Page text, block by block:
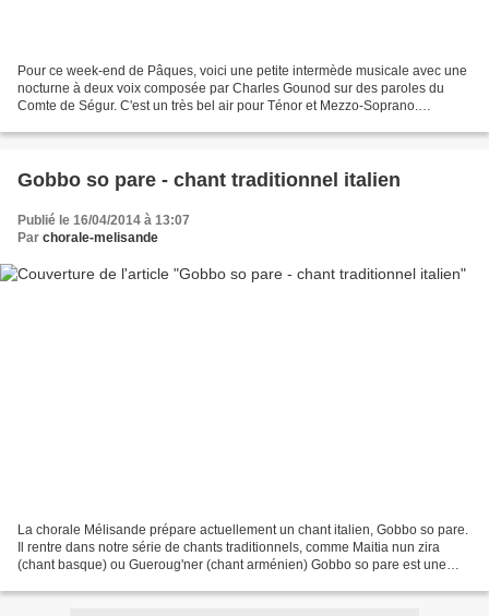
Pour ce week-end de Pâques, voici une petite intermède musicale avec une
nocturne à deux voix composée par Charles Gounod sur des paroles du
Comte de Ségur. C'est un très bel air pour Ténor et Mezzo-Soprano.
Gobbo so pare - chant traditionnel italien
Publié le 16/04/2014 à 13:07
Par chorale-melisande
La chorale Mélisande prépare actuellement un chant italien, Gobbo so pare.
Il rentre dans notre série de chants traditionnels, comme Maitia nun zira
(chant basque) ou Gueroug'ner (chant arménien) Gobbo so pare est une